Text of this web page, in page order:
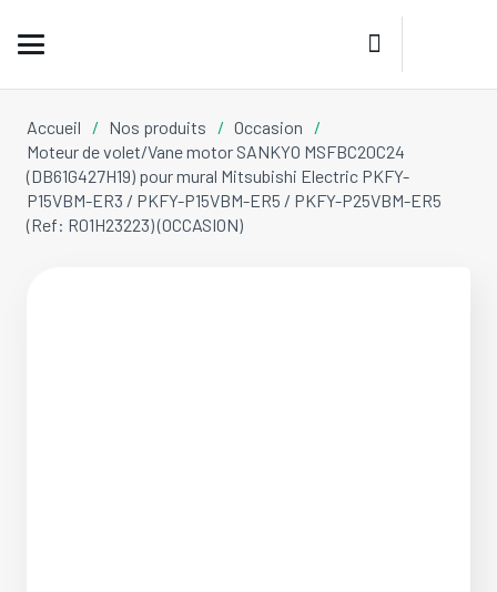
Accueil / Nos produits / Occasion
/
Moteur de volet/Vane motor SANKYO MSFBC20C24
(DB61G427H19) pour mural Mitsubishi Electric PKFY-
P15VBM-ER3 / PKFY-P15VBM-ER5 / PKFY-P25VBM-ER5
(Ref: R01H23223) (OCCASION)